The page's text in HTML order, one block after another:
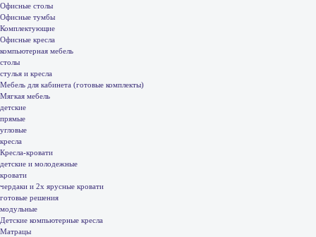
Офисные столы
Офисные тумбы
Комплектующие
Офисные кресла
компьютерная мебель
столы
стулья и кресла
Мебель для кабинета (готовые комплекты)
Мягкая мебель
детские
прямые
угловые
кресла
Кресла-кровати
детские и молодежные
кровати
чердаки и 2х ярусные кровати
готовые решения
модульные
Детские компьютерные кресла
Матрацы